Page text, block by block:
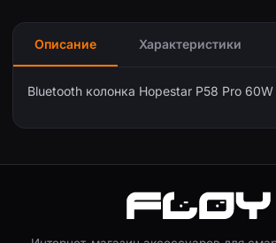
Описание Характеристики
Bluetooth колонка Hopestar P58 Pro 60W